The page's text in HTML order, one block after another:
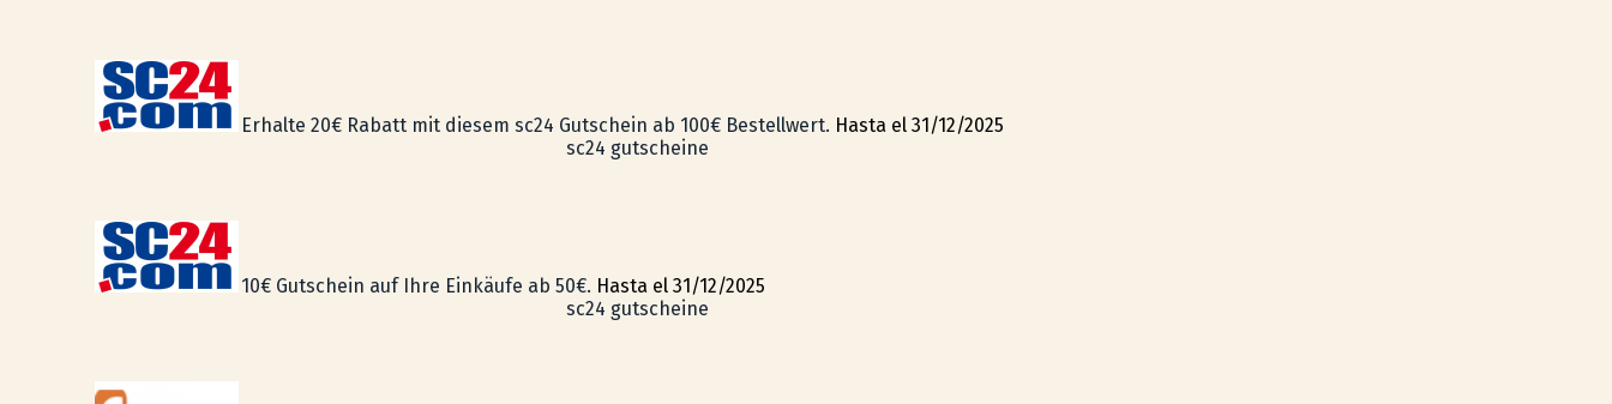
Erhalte 20€ Rabatt mit diesem sc24 Gutschein ab 100€ Bestellwert. Hasta el 31/12/2025
sc24 gutscheine
10€ Gutschein auf Ihre Einkäufe ab 50€. Hasta el 31/12/2025
sc24 gutscheine